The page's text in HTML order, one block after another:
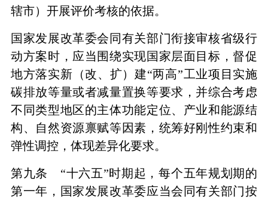
辖市）开展评价考核的依据。
国家发展改革委会同有关部门衔接审核省级行
动方案时，应当围绕实现国家层面目标，督促
地方落实新（改、扩）建“两高”工业项目实施
碳排放等量或者减量置换等要求，并综合考虑
不同类型地区的主体功能定位、产业和能源结
构、自然资源禀赋等因素，统筹好刚性约束和
弹性调控，体现差异化要求。
第九条 “十六五”时期起，每个五年规划期的
第一年，国家发展改革委应当会同有关部门按